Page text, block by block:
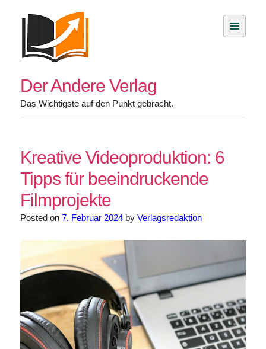
Der Andere Verlag
Das Wichtigste auf den Punkt gebracht.
Kreative Videoproduktion: 6
Tipps für beeindruckende
Filmprojekte
Posted on 7. Februar 2024by Verlagsredaktion